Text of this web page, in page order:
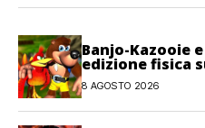
Banjo-Kazooie
edizione fisica
8 AGOSTO 2026